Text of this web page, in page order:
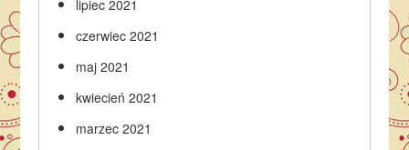
lipiec 2021
czerwiec 2021
maj 2021
kwiecień 2021
marzec 2021